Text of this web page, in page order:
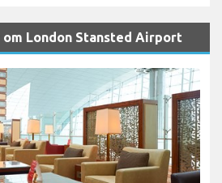
London Stansted Airport